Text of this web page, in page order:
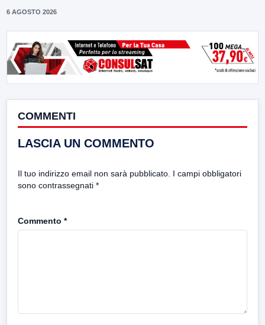
6 AGOSTO 2026
COMMENTI
LASCIA UN COMMENTO
Il tuo indirizzo email non sarà pubblicato. I campi obbligatori
sono contrassegnati *
Commento *